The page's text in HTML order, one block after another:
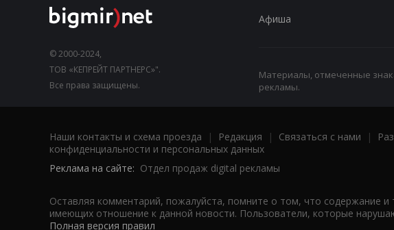
© 2000-2024,
ТОВ «КЕПРЕЙТ ПАРТНЕРС»".
Все права защищены.
Афиша
Материалы, отмеченные
рекламы.
Наши контакты и схема проезда | Редакция | Связаться с нами |
конфиденциальности и персональных данных
Реклама на сайте: Отдел продаж digital рекламы
Оставляя комментарий, пожалуйста, помните о том, что содержание
имеющих отношение к данной новости. Пользователи, которые
Полная версия правил